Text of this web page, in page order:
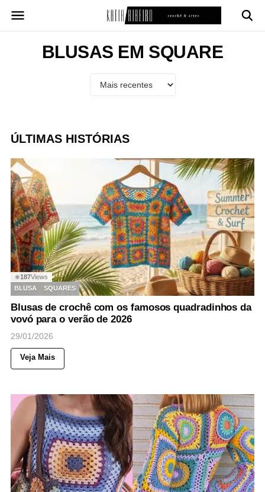
para
BLUSAS EM SQUARE
ÚLTIMAS HISTÓRIAS
◉187Views
BLUSA
SQUARES
Blusas de crochê com os famosos quadradinhos da
vovó para o verão de 2026
29/01/2026
Veja Mais